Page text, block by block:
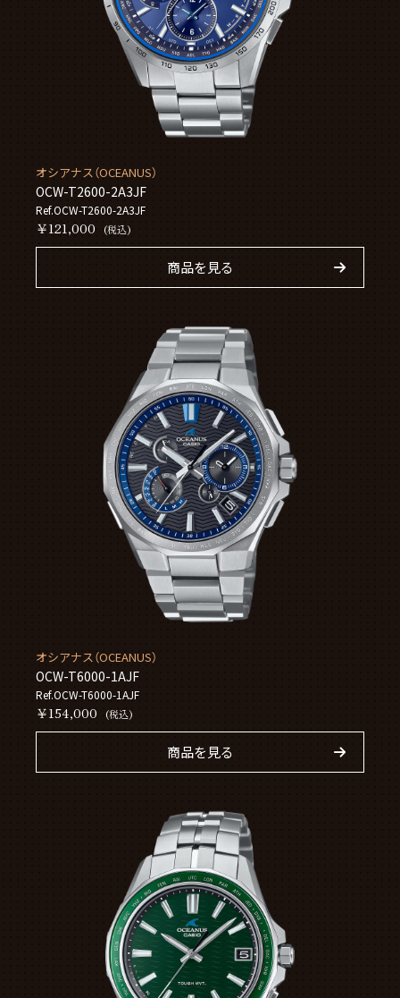
オシアナス（OCEANUS）
OCW-T2600-2A3JF
Ref.OCW-T2600-2A3JF
￥121,000 (税込)
商品を見る
オシアナス（OCEANUS）
OCW-T6000-1AJF
Ref.OCW-T6000-1AJF
￥154,000 (税込)
商品を見る